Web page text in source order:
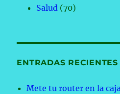
Salud (70)
ENTRADAS RECIENTES
Mete tu router en la